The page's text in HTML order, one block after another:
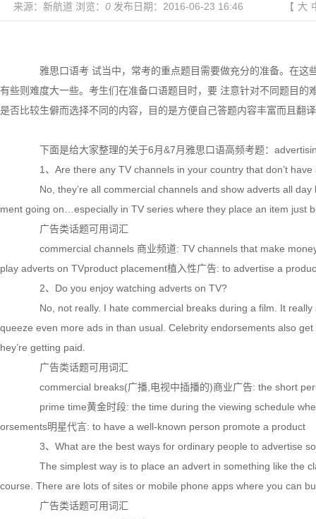
来源：新航道 浏览： 0 发布日期：2016-06-23 16:46 【 大
雅思口语考 试当中，常考的重点题目需要做充分的准备。在这
有些则难度大一些。考生们在准备口语题目时，要 注意针对不同题目
是否比较生僻而选择不同的内容，目的是方便自己答题内容丰富而且翻
下面是给大家整理的关于6月&7月雅思口语高频考题：
1、Are there any TV channels in your country that don’t have
No, they’re all commercial channels and show adverts all
ment going on…especially in TV series where they place an item just
广告类话题可用词汇
commercial channels 商业频道: TV channels that make
play adverts on TVproduct placement植入性广告: to advertise a
2、Do you enjoy watching adverts on TV?
No, not really. I hate commercial breaks during a film. It really
queeze even more ads in than usual. Celebrity endorsements also
hey’re getting paid.
广告类话题可用词汇
commercial breaks(广播,电视中插播的)商业广告: the short
prime time黄金时段: the time during the viewing schedule
orsements明星代言: to have a well-known person promote a product
3、What are the best ways for ordinary people to advertise
The simplest way is to place an advert in something like the
course. There are lots of sites or mobile phone apps where you can
广告类话题可用词汇